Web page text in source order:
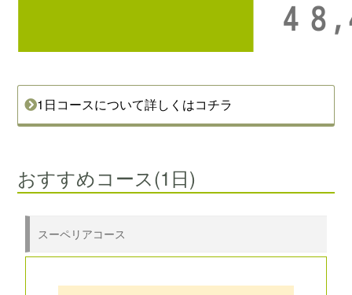
1日コースについて詳しくはコチラ
おすすめコース(1日)
スーペリアコース